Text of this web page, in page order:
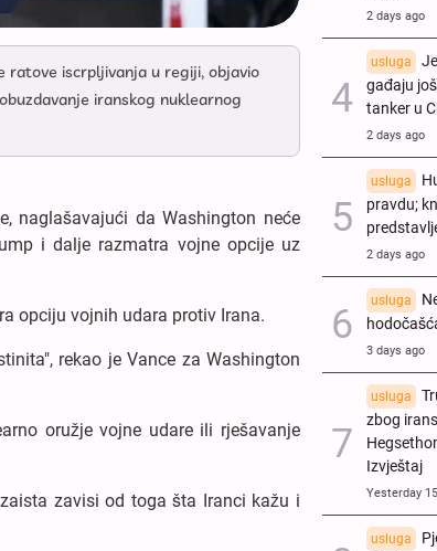
ratove iscrpljivanja u regiji, objavio
iranskog nuklearnog
naglašavajući da Washington neće
i dalje razmatra vojne opcije uz
opciju vojnih udara protiv Irana.
rekao je Vance za Washington
oružje vojne udare ili rješavanje
zavisi od toga šta Iranci kažu i
2 days ago
usluga
gađaju
tanker u
2 days ago
usluga
pravdu;
2 days ago
usluga
3 days ago
usluga
zbog
Izvještaj
Yesterday
usluga